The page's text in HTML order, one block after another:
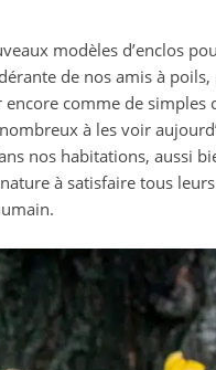
modèles d’enclos
de nos amis à
comme de simples
à les voir
nos habitations, aussi
à satisfaire tous